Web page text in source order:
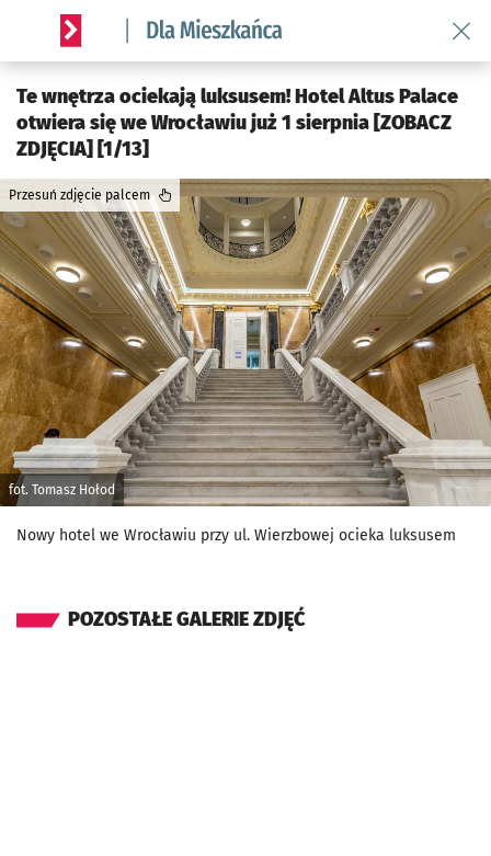
Serwis informacyjny wroclaw.pl podserwis: Dla mieszkańca
Te wnętrza ociekają luksusem! Hotel Altus Palace
otwiera się we Wrocławiu już 1 sierpnia [ZOBACZ
ZDJĘCIA] [1/13]
fot. Tomasz Hołod
Przesuń zdjęcie palcem
Nowy hotel we Wrocławiu przy ul. Wierzbowej ocieka luksusem
POZOSTAŁE GALERIE ZDJĘĆ